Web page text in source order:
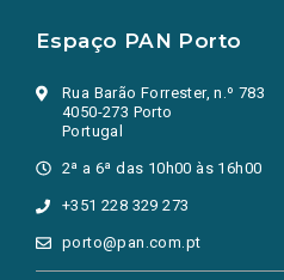
Espaço PAN Porto
Rua Barão Forrester, n.º 783
4050-273 Porto
Portugal
2ª a 6ª das 10h00 às 16h00
+351 228 329 273
porto@pan.com.pt